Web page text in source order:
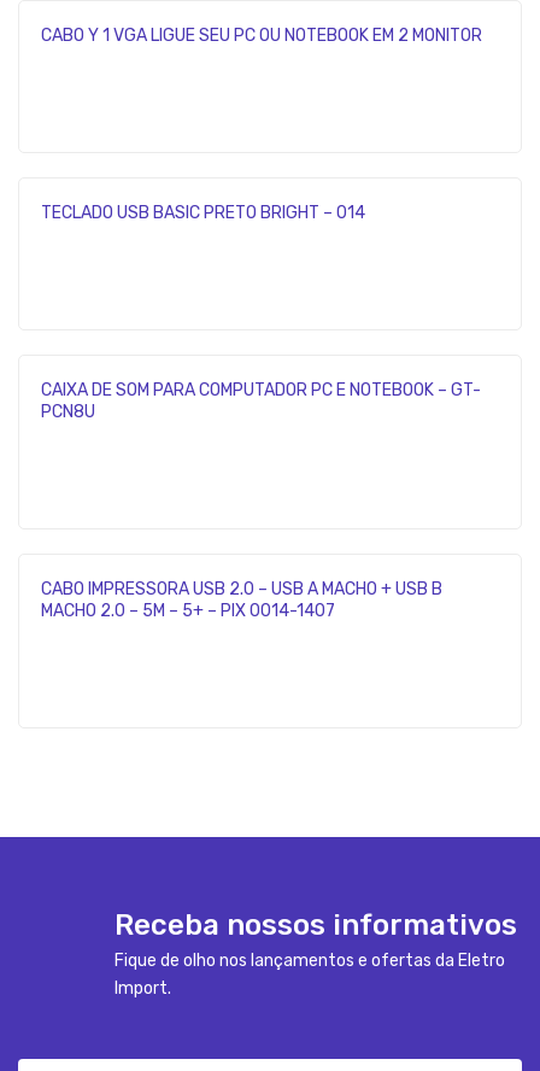
CABO Y 1 VGA LIGUE SEU PC OU NOTEBOOK EM 2 MONITOR
TECLADO USB BASIC PRETO BRIGHT – 014
CAIXA DE SOM PARA COMPUTADOR PC E NOTEBOOK – GT-
PCN8U
CABO IMPRESSORA USB 2.0 – USB A MACHO + USB B
MACHO 2.0 – 5M – 5+ – PIX 0014-1407
Receba nossos informativos
Fique de olho nos lançamentos e ofertas da Eletro
Import.